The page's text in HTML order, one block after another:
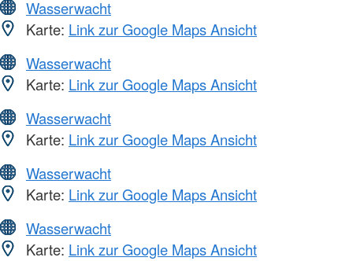
Wasserwacht
Karte: Link zur Google Maps Ansicht
Wasserwacht
Karte: Link zur Google Maps Ansicht
Wasserwacht
Karte: Link zur Google Maps Ansicht
Wasserwacht
Karte: Link zur Google Maps Ansicht
Wasserwacht
Karte: Link zur Google Maps Ansicht